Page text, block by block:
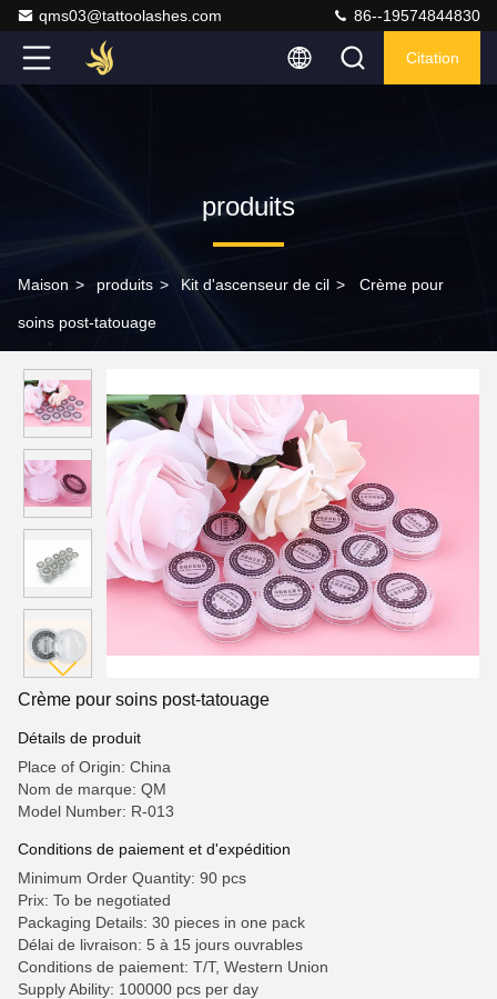
qms03@tattoolashes.com 86--19574844830
Citation
produits
Maison > produits > Kit d'ascenseur de cil > Crème pour
soins post-tatouage
Crème pour soins post-tatouage
Détails de produit
Place of Origin: China
Nom de marque: QM
Model Number: R-013
Conditions de paiement et d'expédition
Minimum Order Quantity: 90 pcs
Prix: To be negotiated
Packaging Details: 30 pieces in one pack
Délai de livraison: 5 à 15 jours ouvrables
Conditions de paiement: T/T, Western Union
Supply Ability: 100000 pcs per day